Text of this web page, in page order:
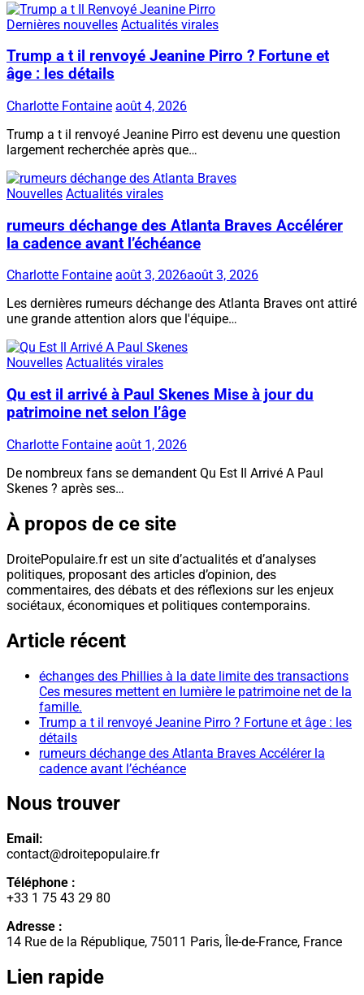
Dernières nouvelles Actualités virales
Trump a t il renvoyé Jeanine Pirro ? Fortune et
âge : les détails
Charlotte Fontaine août 4, 2026
Trump a t il renvoyé Jeanine Pirro est devenu une question
largement recherchée après que…
Nouvelles Actualités virales
rumeurs déchange des Atlanta Braves Accélérer
la cadence avant l’échéance
Charlotte Fontaine août 3, 2026août 3, 2026
Les dernières rumeurs déchange des Atlanta Braves ont attiré
une grande attention alors que l'équipe…
Nouvelles Actualités virales
Qu est il arrivé à Paul Skenes Mise à jour du
patrimoine net selon l’âge
Charlotte Fontaine août 1, 2026
De nombreux fans se demandent Qu Est Il Arrivé A Paul
Skenes ? après ses…
À propos de ce site
DroitePopulaire.fr est un site d’actualités et d’analyses
politiques, proposant des articles d’opinion, des
commentaires, des débats et des réflexions sur les enjeux
sociétaux, économiques et politiques contemporains.
Article récent
échanges des Phillies à la date limite des transactions
Ces mesures mettent en lumière le patrimoine net de la
famille.
Trump a t il renvoyé Jeanine Pirro ? Fortune et âge : les
détails
rumeurs déchange des Atlanta Braves Accélérer la
cadence avant l’échéance
Nous trouver
Email:
contact@droitepopulaire.fr
Téléphone :
+33 1 75 43 29 80
Adresse :
14 Rue de la République, 75011 Paris, Île-de-France, France
Lien rapide